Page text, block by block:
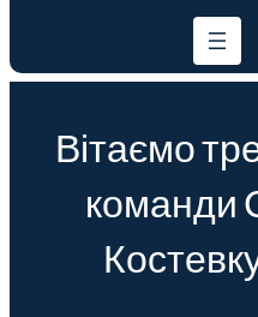
Вітаємо